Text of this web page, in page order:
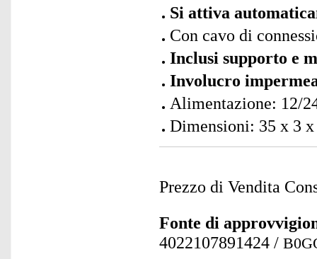
Si attiva
Con cavo di
Inclusi supporto e
Involucro
Alimentazione: 12/
Dimensioni: 35 x 3
Prezzo di Vendita
Fonte di
4022107891424 /